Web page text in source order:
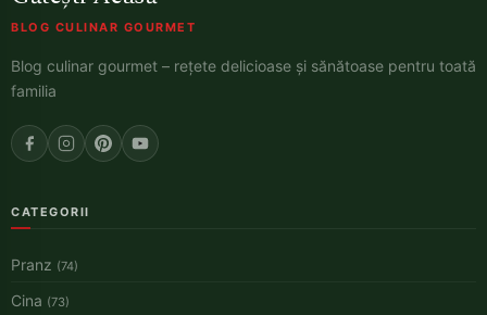
BLOG CULINAR GOURMET
Blog culinar gourmet – rețete delicioase și sănătoase pentru toată
familia
CATEGORII
Pranz (74)
Cina (73)